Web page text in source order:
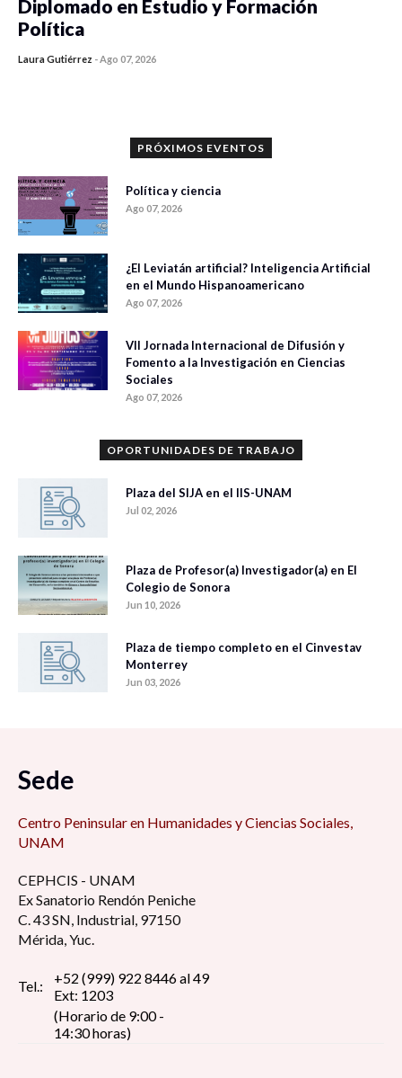
Diplomado en Estudio y Formación
Política
Laura Gutiérrez -Ago 07, 2026
PRÓXIMOS EVENTOS
Política y ciencia
Ago 07, 2026
¿El Leviatán artificial? Inteligencia Artificial
en el Mundo Hispanoamericano
Ago 07, 2026
VII Jornada Internacional de Difusión y
Fomento a la Investigación en Ciencias
Sociales
Ago 07, 2026
OPORTUNIDADES DE TRABAJO
Plaza del SIJA en el IIS-UNAM
Jul 02, 2026
Plaza de Profesor(a) Investigador(a) en El
Colegio de Sonora
Jun 10, 2026
Plaza de tiempo completo en el Cinvestav
Monterrey
Jun 03, 2026
Sede
Centro Peninsular en Humanidades y Ciencias Sociales,
UNAM
CEPHCIS - UNAM
Ex Sanatorio Rendón Peniche
C. 43 SN, Industrial, 97150
Mérida, Yuc.
Tel.:
+52 (999) 922 8446 al 49
Ext: 1203
(Horario de 9:00 -
14:30 horas)